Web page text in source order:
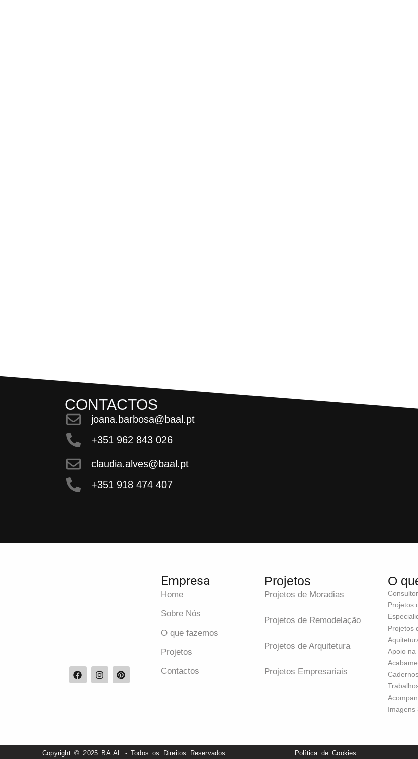
CONTACTOS
joana.barbosa@baal.pt
+351 962 843 026
claudia.alves@baal.pt
+351 918 474 407
Empresa
Home
Sobre Nós
O que fazemos
Projetos
Contactos
Projetos
Projetos de Moradias
Projetos de Remodelação
Projetos de Arquitetura
Projetos Empresariais
O
Projetos
Projetos
Apoio na
Imagens
Copyright © 2025 BA AL - Todos os Direitos Reservados Política de Cookies